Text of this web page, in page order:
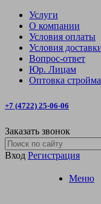
Услуги
О компании
Условия оплаты
Условия
Вопрос-ответ
Юр. Лицам
Оптовка
+7 (4722) 25-06-06
Заказать звонок
Вход Регистрация
Меню